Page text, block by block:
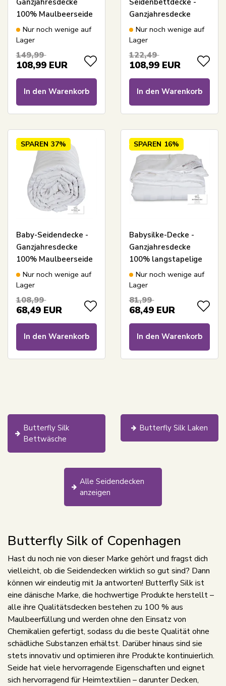
Ganzjahresdecke
100% Maulbeerseide
und Bambus -
100x140 cm -
Butterfly Silk
Nur noch wenige auf
Lager
149,99
108,99 EUR
In den Warenkorb
Seidenbettdecke -
Ganzjahresdecke
100% langstapelige
Seide - 100x140 cm -
Butterfly Silk
Nur noch wenige auf
Lager
122,49
108,99 EUR
In den Warenkorb
SPAREN 37%
Baby-Seidendecke -
Ganzjahresdecke
100% Maulbeerseide
und Bambus - 70x100
cm - Butterfly Silk
Nur noch wenige auf
Lager
108,99
68,49 EUR
In den Warenkorb
SPAREN 16%
Babysilke-Decke -
Ganzjahresdecke
100% langstapelige
Seide - 70x100 cm -
Butterfly Silk
Nur noch wenige auf
Lager
81,99
68,49 EUR
In den Warenkorb
Butterfly Silk
Bettwäsche
Butterfly Silk Laken
Alle Seidendecken
anzeigen
Butterfly Silk of Copenhagen
Hast du noch nie von dieser Marke gehört und fragst dich
vielleicht, ob die Seidendecken wirklich so gut sind? Dann
können wir eindeutig mit Ja antworten! Butterfly Silk ist
eine dänische Marke, die hochwertige Produkte herstellt –
alle ihre Qualitätsdecken bestehen zu 100 % aus
Maulbeerfüllung und werden ohne den Einsatz von
Chemikalien gefertigt, sodass du die beste Qualität ohne
schädliche Substanzen erhältst. Darüber hinaus sind sie
stets innovativ und optimieren ihre Produkte kontinuierlich.
Seide hat viele hervorragende Eigenschaften und eignet
sich hervorragend für Heimtextilien – darunter Decken,